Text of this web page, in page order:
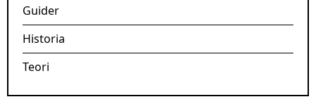
Guider
Historia
Teori